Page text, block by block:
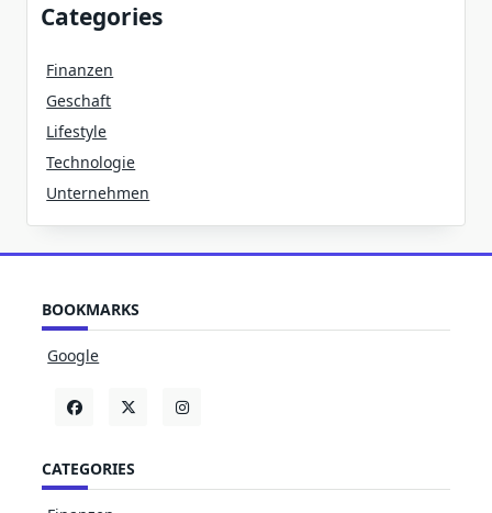
Categories
Finanzen
Geschaft
Lifestyle
Technologie
Unternehmen
BOOKMARKS
Google
CATEGORIES